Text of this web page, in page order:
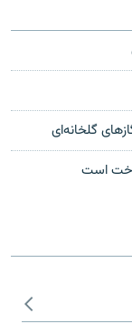
گلخانه‌ای